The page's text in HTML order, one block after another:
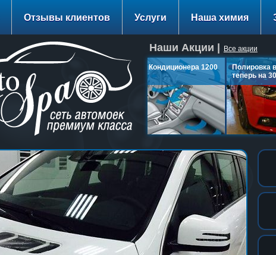
Отзывы клиентов Услуги Наша химия
Наши Акции | Все акции
Заправка Кондиционера 1200
Полировка
теперь на